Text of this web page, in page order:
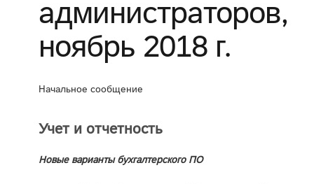
администраторов,
ноябрь 2018 г.
Начальное сообщение
Учет и отчетность
Новые варианты бухгалтерского ПО